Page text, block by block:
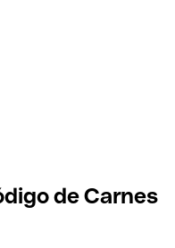
de Carnes